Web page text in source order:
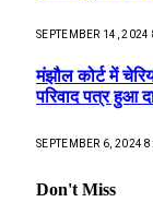
SEPTEMBER 14, 2024
मंझौल कोर्ट में
परिवाद पत्र हुआ
SEPTEMBER 6, 2024
Don't Miss